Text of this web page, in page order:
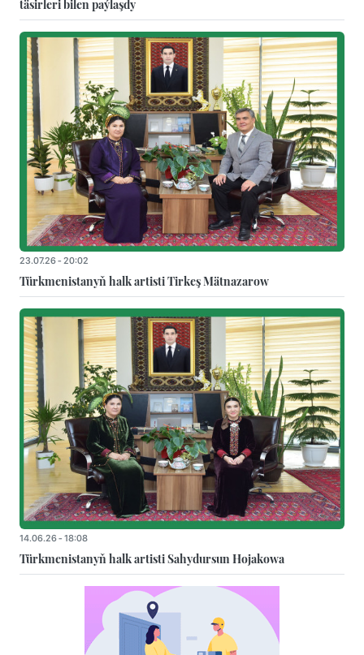
täsirleri bilen paýlaşdy
23.07.26 - 20:02
Türkmenistanyň halk artisti Tirkeş Mätnazarow
14.06.26 - 18:08
Türkmenistanyň halk artisti Sahydursun Hojakowa